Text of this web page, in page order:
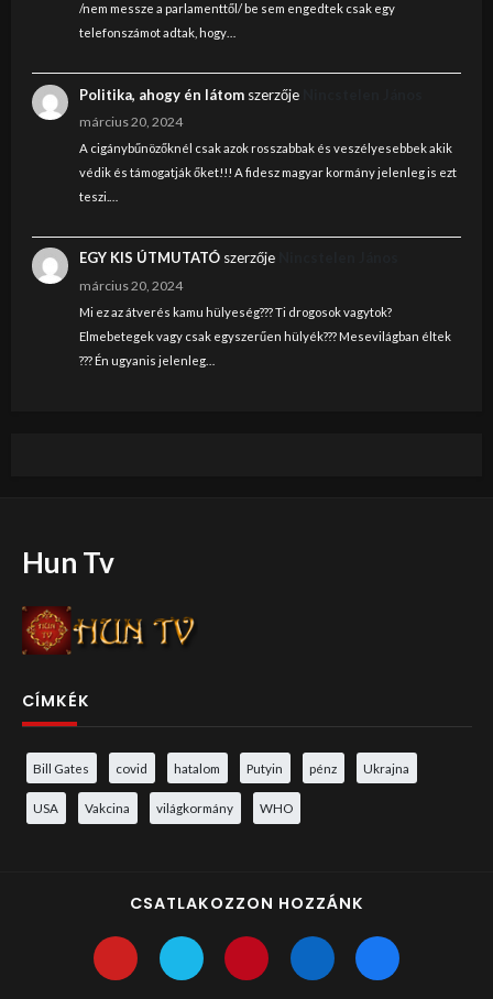
/nem messze a parlamenttől/ be sem engedtek csak egy
telefonszámot adtak, hogy…
Politika, ahogy én látomszerzője
március 20, 2024
A cigánybűnözőknél csak azok rosszabbak és veszélyesebbek akik
védik és támogatják őket!!! A fidesz magyar kormány jelenleg is ezt
teszi.…
EGY KIS ÚTMUTATÓszerzője
március 20, 2024
Mi ez az átverés kamu hülyeség??? Ti drogosok vagytok?
Elmebetegek vagy csak egyszerűen hülyék??? Mesevilágban éltek
??? Én ugyanis jelenleg…
Hun Tv
CÍMKÉK
Bill Gates covid hatalom Putyin pénz Ukrajna
USA Vakcina világkormány WHO
CSATLAKOZZON HOZZÁNK